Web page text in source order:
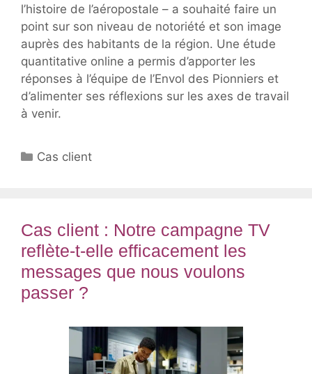
l’histoire de l’aéropostale – a souhaité faire un
point sur son niveau de notoriété et son image
auprès des habitants de la région. Une étude
quantitative online a permis d’apporter les
réponses à l’équipe de l’Envol des Pionniers et
d’alimenter ses réflexions sur les axes de travail
à venir.
Catégories
Cas client
Cas client : Notre campagne TV
reflète-t-elle efficacement les
messages que nous voulons
passer ?